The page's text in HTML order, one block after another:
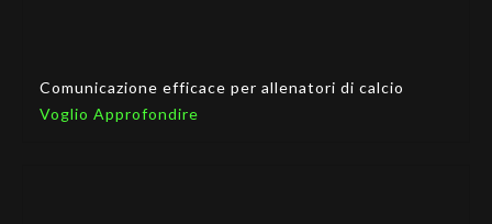
Comunicazione efficace per allenatori di calcio
Voglio Approfondire